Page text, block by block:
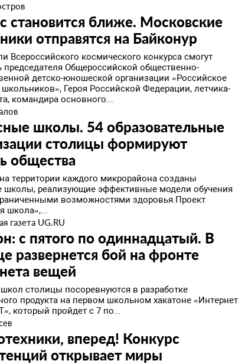
становится ближе. Московские
отправятся на Байконур
Всероссийского космического конкурса смогут
председателя Общероссийской общественно-
детско-юношеской организации «Российское
Героя Российской Федерации, летчика-
командира основного...
школы. 54 образовательные
столицы формируют
общества
территории каждого микрорайона созданы
школы, реализующие эффективные модели обучения
возможностями здоровья.Проект
школа»,...
газета UG.RU
с пятого по одиннадцатый. В
развернется бой на фронте
вещей
столицы посоревнуются в разработке
продукта на первом школьном хакатоне «Интернет
который пройдет с 7 по...
вперед! Конкурс
открывает миры